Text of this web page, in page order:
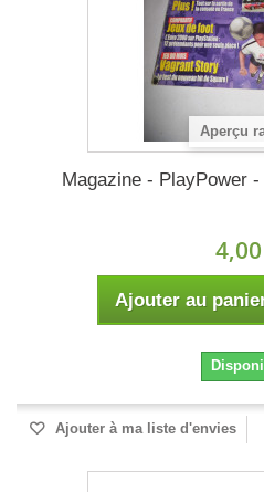
Aperçu
Magazine - PlayPower
Ajouter au
Ajouter à ma liste d'envies